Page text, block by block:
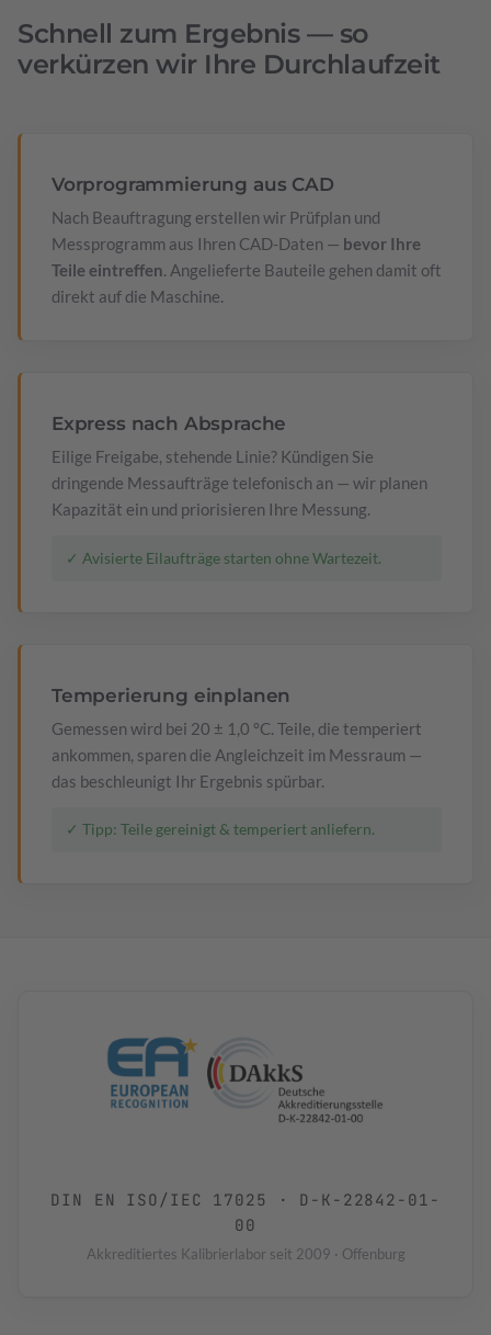
Schnell zum Ergebnis — so
verkürzen wir Ihre Durchlaufzeit
Vorprogrammierung aus CAD
Nach Beauftragung erstellen wir Prüfplan und
Messprogramm aus Ihren CAD-Daten — bevor Ihre
Teile eintreffen. Angelieferte Bauteile gehen damit oft
direkt auf die Maschine.
Express nach Absprache
Eilige Freigabe, stehende Linie? Kündigen Sie
dringende Messaufträge telefonisch an — wir planen
Kapazität ein und priorisieren Ihre Messung.
✓ Avisierte Eilaufträge starten ohne Wartezeit.
Temperierung einplanen
Gemessen wird bei 20 ± 1,0 °C. Teile, die temperiert
ankommen, sparen die Angleichzeit im Messraum —
das beschleunigt Ihr Ergebnis spürbar.
✓ Tipp: Teile gereinigt & temperiert anliefern.
DIN EN ISO/IEC 17025 · D-K-22842-01-
00
Akkreditiertes Kalibrierlabor seit 2009 · Offenburg